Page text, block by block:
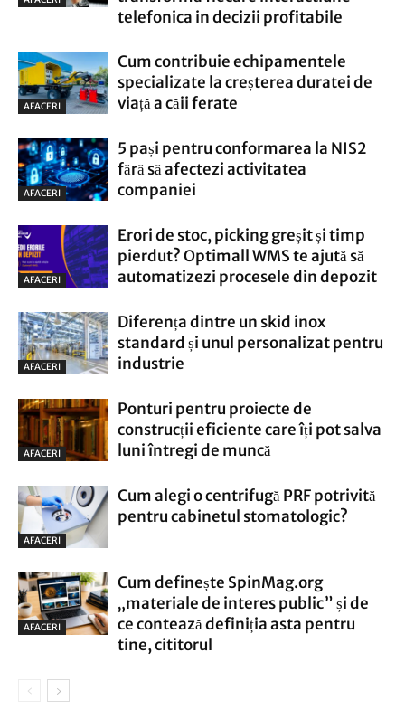
telefonica in decizii profitabile
AFACERI
Cum contribuie echipamentele
specializate la creșterea duratei de
viață a căii ferate
AFACERI
5 pași pentru conformarea la NIS2
fără să afectezi activitatea
companiei
AFACERI
Erori de stoc, picking greșit și timp
pierdut? Optimall WMS te ajută să
automatizezi procesele din depozit
AFACERI
Diferența dintre un skid inox
standard și unul personalizat pentru
industrie
AFACERI
Ponturi pentru proiecte de
construcții eficiente care îți pot salva
luni întregi de muncă
AFACERI
Cum alegi o centrifugă PRF potrivită
pentru cabinetul stomatologic?
AFACERI
Cum definește SpinMag.org
„materiale de interes public” și de
ce contează definiția asta pentru
tine, cititorul